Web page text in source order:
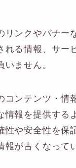
リンクやバナー
れる情報、サー
ません。
コンテンツ・情
情報を提供する
性や安全性を保
報が古くなって